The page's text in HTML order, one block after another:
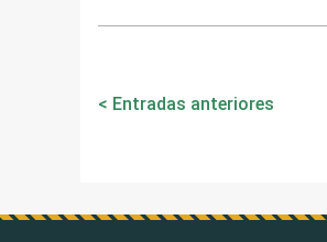
Navegación
Entradas anteriores